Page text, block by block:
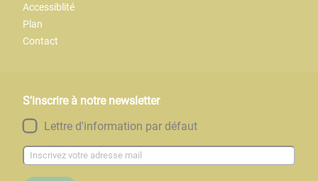
Accessiblité
Plan
Contact
S'inscrire à notre newsletter
Lettre d'information par défaut